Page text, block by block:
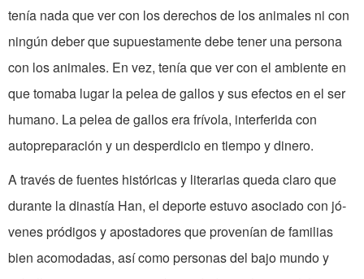
tenía nada que ver con los derechos de los animales ni con
ningún deber que supuestamente debe tener una persona
con los animales. En vez, tenía que ver con el ambiente en
que tomaba lugar la pelea de gallos y sus efectos en el ser
humano. La pelea de gallos era frívola, interferida con
autopreparación y un des­perdicio en tiempo y dinero.
A través de fuentes históricas y lite­rarias queda claro que
durante la dinastía Han, el deporte estuvo asociado con jó­
venes pródigos y apostadores que prove­nían de familias
bien acomodadas, así como personas del bajo mundo y